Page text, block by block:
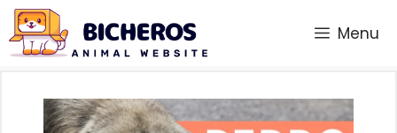
Saltar
al
contenido
Menu